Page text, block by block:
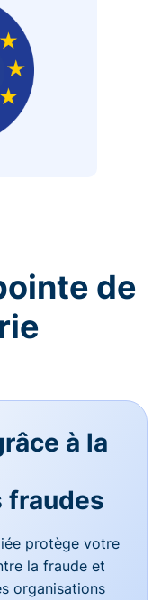
de
à la
fraudes
protège votre
la fraude et
organisations